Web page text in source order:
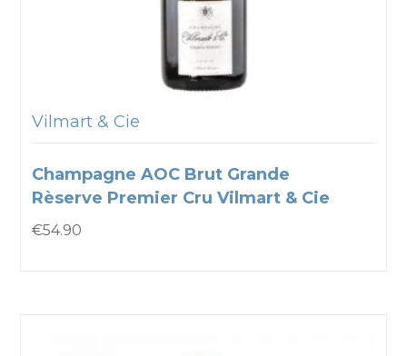
Vilmart & Cie
Champagne AOC Brut Grande
Rèserve Premier Cru Vilmart & Cie
€54.90